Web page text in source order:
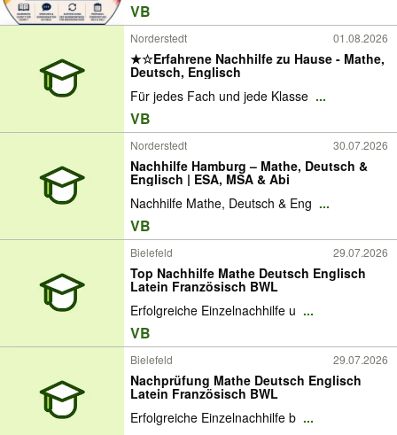
VB
Norderstedt 01.08.2026
★☆Erfahrene Nachhilfe zu Hause - Mathe,
Deutsch, Englisch
Für jedes Fach und jede Klasse ...
VB
Norderstedt 30.07.2026
Nachhilfe Hamburg – Mathe, Deutsch &
Englisch | ESA, MSA & Abi
Nachhilfe Mathe, Deutsch & Eng ...
VB
Bielefeld 29.07.2026
Top Nachhilfe Mathe Deutsch Englisch
Latein Französisch BWL
Erfolgreiche Einzelnachhilfe u ...
VB
Bielefeld 29.07.2026
Nachprüfung Mathe Deutsch Englisch
Latein Französisch BWL
Erfolgreiche Einzelnachhilfe b ...